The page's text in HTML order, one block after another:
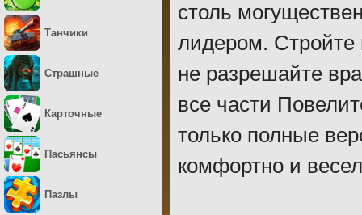
столь
лидером. Стройте
не разрешайте
все части
только полные
комфортно и
Танчики
Страшные
Карточные
Пасьянсы
Пазлы